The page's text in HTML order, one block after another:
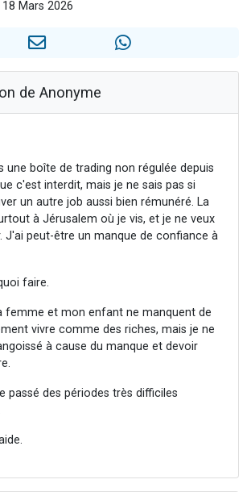
Dovan vient de donner son Maasser
Malgorzata vient de donner son Maasser
3 personnes viennent de nous rejoindre sur WhatsApp
Mars 2026
de Anonyme
une boîte de trading non régulée depuis
c'est interdit, mais je ne sais pas si
un autre job aussi bien rémunéré. La
à Jérusalem où je vis, et je ne veux
J'ai peut-être un manque de confiance à
faire.
femme et mon enfant ne manquent de
vivre comme des riches, mais je ne
à cause du manque et devoir
passé des périodes très difficiles